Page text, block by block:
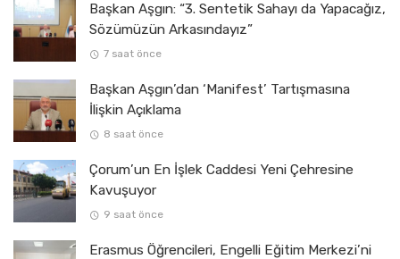
Başkan Aşgın: “3. Sentetik Sahayı da Yapacağız,
Sözümüzün Arkasındayız”
7 saat önce
Başkan Aşgın’dan ‘Manifest’ Tartışmasına
İlişkin Açıklama
8 saat önce
Çorum’un En İşlek Caddesi Yeni Çehresine
Kavuşuyor
9 saat önce
Erasmus Öğrencileri, Engelli Eğitim Merkezi’ni